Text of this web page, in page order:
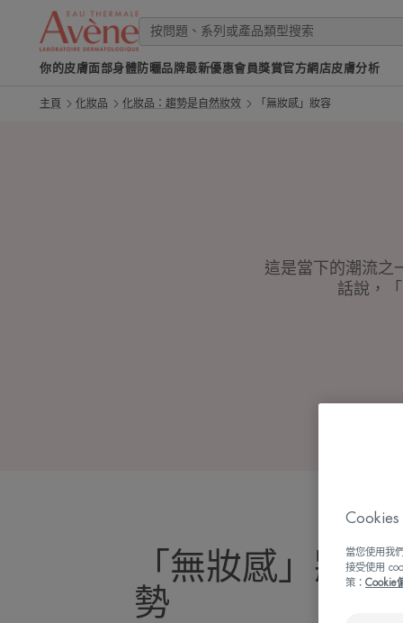
你的皮膚面部身體防曬品牌最新優惠會員獎賞官方網店皮膚分析
主頁 化妝品 化妝品：趨勢是自然妝效 「無妝感」妝容
這是當下的潮流之
話說，
「無妝感」妝
勢
當您使用我
接受使用
策： Cookie